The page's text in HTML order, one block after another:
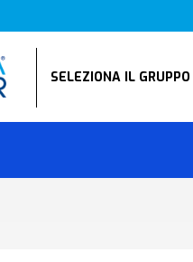
SELEZIONA IL GRUPPO